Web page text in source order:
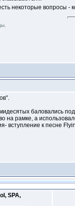
некоторые вопросы -
баловались
на рамке, а
вступление к песне
SPA,